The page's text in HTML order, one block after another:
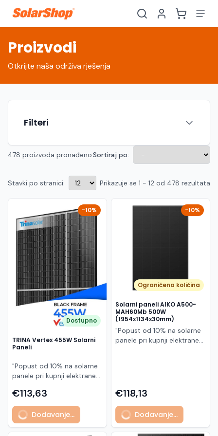
Hrvatski EN
Crnogorski
MK Македонски
Proizvodi
Otkrijte naša održiva rješenja
Filteri
478 proizvoda pronađenoSortiraj po:
Stavki po stranici: Prikazuje se 1 - 12 od 478 rezultata
-10%
Dostupno
TRINA Vertex 455W Solarni
Paneli
"Popust od 10% na solarne
panele pri kupnji elektrane
Model TSM-455NEG9R.28
predstavlja napredni
glass/glass N-type solarni
modul s visokom
učinkovitošću, dugim
€113,63
Dodavanje...
-10%
Ograničena količina
Solarni paneli AIKO A500-
MAH60Mb 500W
(1954x1134x30mm)
"Popust od 10% na solarne
panele pri kupnji elektrane
500 W iz Neostar 2S serije,
baziran na naprednoj N-
type ABC (All Back Contact)
tehnologiji. Ovaj panel je
namijenjen za moderne
€118,13
Dodavanje...